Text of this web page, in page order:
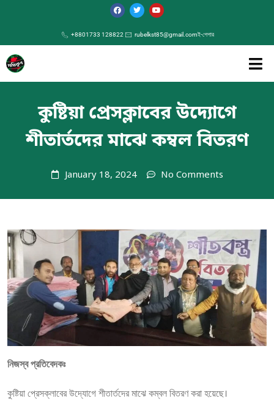
+8801733 128822 rubelkst85@gmail.comই-পেপার
কুষ্টিয়া প্রেসক্লাবের উদ্যোগে
শীতার্তদের মাঝে কম্বল বিতরণ
January 18, 2024 No Comments
নিজস্ব প্রতিবেদকঃ
কুষ্টিয়া প্রেসক্লাবের উদ্যোগে শীতার্তদের মাঝে কম্বল বিতরণ করা হয়েছে।